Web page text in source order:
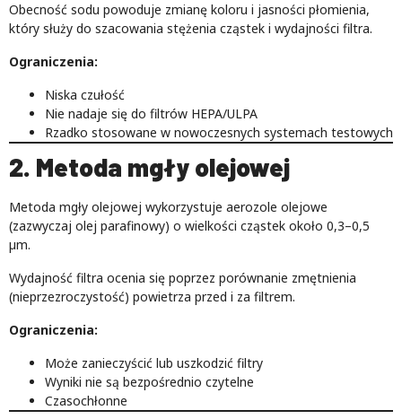
Obecność sodu powoduje zmianę koloru i jasności płomienia,
który służy do szacowania stężenia cząstek i wydajności filtra.
Ograniczenia:
Niska czułość
Nie nadaje się do filtrów HEPA/ULPA
Rzadko stosowane w nowoczesnych systemach testowych
2. Metoda mgły olejowej
Metoda mgły olejowej wykorzystuje aerozole olejowe
(zazwyczaj olej parafinowy) o wielkości cząstek około 0,3–0,5
µm.
Wydajność filtra ocenia się poprzez porównanie zmętnienia
(nieprzezroczystość) powietrza przed i za filtrem.
Ograniczenia:
Może zanieczyścić lub uszkodzić filtry
Wyniki nie są bezpośrednio czytelne
Czasochłonne